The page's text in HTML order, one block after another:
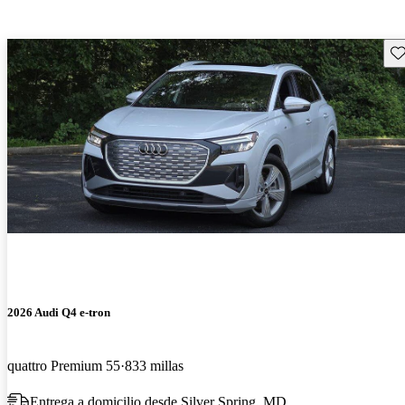
2026 Audi Q4 e-tron
quattro Premium 55 833 millas